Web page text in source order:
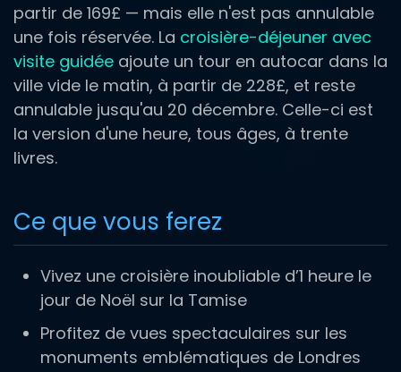
partir de 169£ — mais elle n'est pas annulable
une fois réservée. La croisière-déjeuner avec
visite guidée ajoute un tour en autocar dans la
ville vide le matin, à partir de 228£, et reste
annulable jusqu'au 20 décembre. Celle-ci est
la version d'une heure, tous âges, à trente
livres.
Ce que vous ferez
Vivez une croisière inoubliable d’1 heure le
jour de Noël sur la Tamise
Profitez de vues spectaculaires sur les
monuments emblématiques de Londres